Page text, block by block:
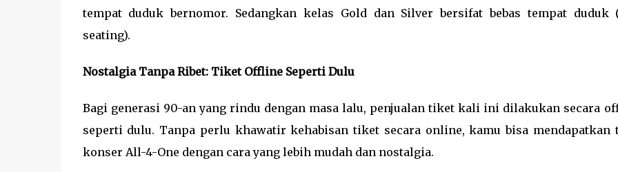
tempat duduk bernomor. Sedangkan kelas Gold dan Silver bersifat bebas tempat duduk
seating).
Nostalgia Tanpa Ribet: Tiket Offline Seperti Dulu
Bagi generasi 90-an yang rindu dengan masa lalu, penjualan tiket kali ini dilakukan secara
seperti dulu. Tanpa perlu khawatir kehabisan tiket secara online, kamu bisa mendapatkan
konser All-4-One dengan cara yang lebih mudah dan nostalgia.